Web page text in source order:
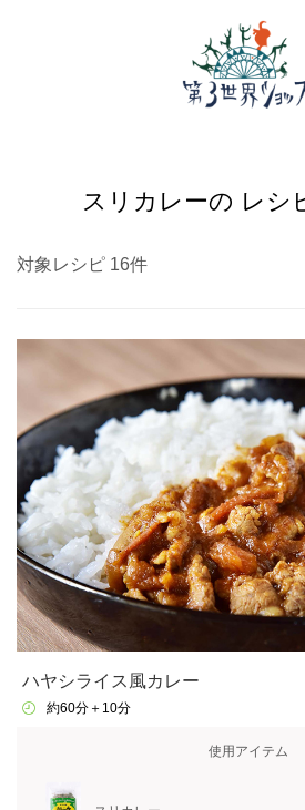
スリカレーの レシ
対象レシピ 16件
ハヤシライス風カレー
約60分＋10分
使用アイテム